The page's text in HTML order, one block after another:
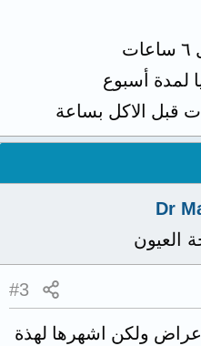
Dr
العيون
#3
ولكن اشهرها لهذة